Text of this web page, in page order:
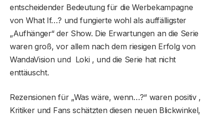
entscheidender Bedeutung für die Werbekampagne
von What If…? und fungierte wohl als auffälligster
„Aufhänger“ der Show. Die Erwartungen an die Serie
waren groß, vor allem nach dem riesigen Erfolg von
WandaVision und Loki , und die Serie hat nicht
enttäuscht.
Rezensionen für „Was wäre, wenn…?“ waren positiv ,
Kritiker und Fans schätzten diesen neuen Blickwinkel,